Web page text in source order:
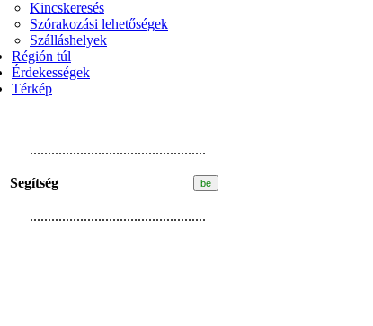
Kincskeresés
Szórakozási lehetőségek
Szálláshelyek
Régión túl
Érdekességek
Térkép
.................................................
Segítség
.................................................